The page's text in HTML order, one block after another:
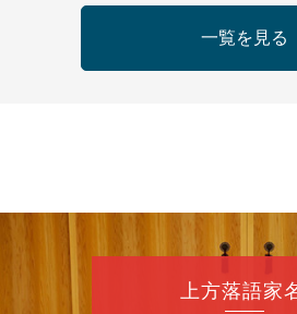
開演：午後6時（5時30
前売3,500円 当日
第98回 桂慶枝の早
スペシャル～
僧」／桂三実「ワンワ
一覧を見る
上方落語家